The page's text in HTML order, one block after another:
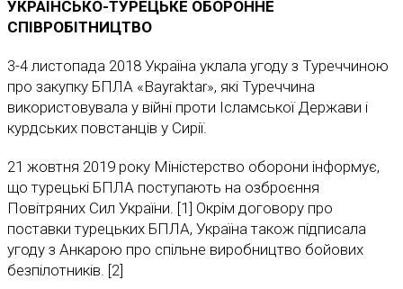
УКРАЇНСЬКО-ТУРЕЦЬКЕ ОБОРОННЕ
СПІВРОБІТНИЦТВО
3-4 листопада 2018 Україна уклала угоду з Туреччиною
про закупку БПЛА «Bayraktar», які Туреччина
використовувала у війні проти Ісламської Держави і
курдських повстанців у Сирії.
21 жовтня 2019 року Міністерство оборони інформує,
що турецькі БПЛА поступають на озброєння
Повітряних Сил України. [1] Окрім договору про
поставки турецьких БПЛА, Україна також підписала
угоду з Анкарою про спільне виробництво бойових
безпілотників. [2]